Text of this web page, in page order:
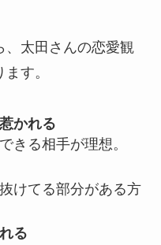
、太田さんの恋愛観
す。
かれる
きる相手が理想。
けてる部分がある方
る